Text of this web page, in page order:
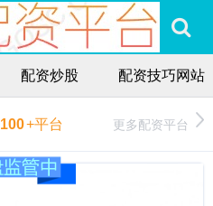
配资炒股 配资技巧网站
100+平台 更多配资平台